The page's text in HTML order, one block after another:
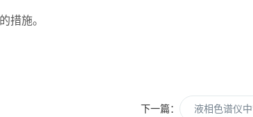
措施。
下一篇： 液相色谱仪